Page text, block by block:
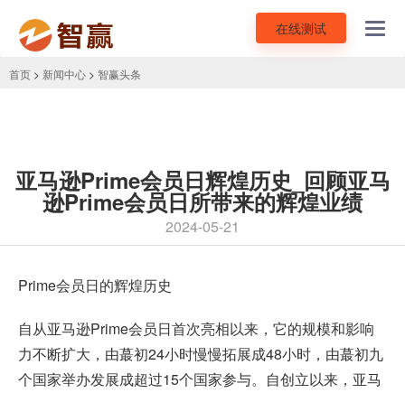
在线测试
首页 > 新闻中心 > 智赢头条
亚马逊Prime会员日辉煌历史_回顾亚马
逊Prime会员日所带来的辉煌业绩
2024-05-21
Prime会员日的辉煌历史
自从亚马逊Prime会员日首次亮相以来，它的规模和影响
力不断扩大，由蕞初24小时慢慢拓展成48小时，由蕞初九
个国家举办发展成超过15个国家参与。自创立以来，亚马